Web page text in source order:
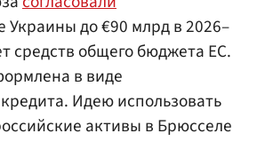
до €90 млрд в 2026–
средств общего бюджета ЕС.
в виде
Идею использовать
активы в Брюсселе